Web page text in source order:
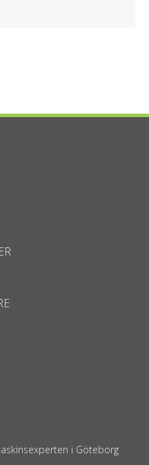
i Göteborg